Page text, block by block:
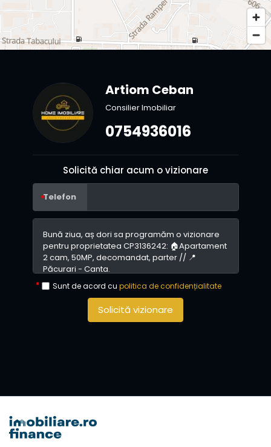
Artiom Ceban
Consilier Imobiliar
0754936016
Solicită chiar acum o vizionare
Telefon
Sunt de acord cu politica de confidențialitate
Solicită vizionare